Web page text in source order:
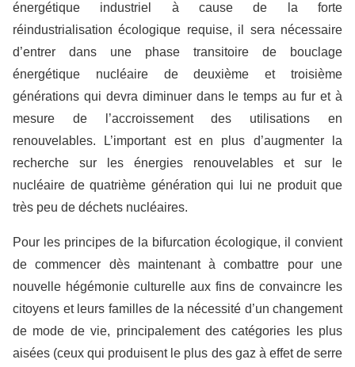
énergétique industriel à cause de la forte
réindustrialisation écologique requise, il sera nécessaire
d’entrer dans une phase transitoire de bouclage
énergétique nucléaire de deuxième et troisième
générations qui devra diminuer dans le temps au fur et à
mesure de l’accroissement des utilisations en
renouvelables. L’important est en plus d’augmenter la
recherche sur les énergies renouvelables et sur le
nucléaire de quatrième génération qui lui ne produit que
très peu de déchets nucléaires.
Pour les principes de la bifurcation écologique, il convient
de commencer dès maintenant à combattre pour une
nouvelle hégémonie culturelle aux fins de convaincre les
citoyens et leurs familles de la nécessité d’un changement
de mode de vie, principalement des catégories les plus
aisées (ceux qui produisent le plus des gaz à effet de serre